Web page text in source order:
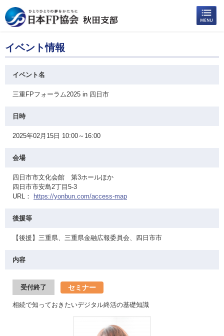
イベント情報
イベント名
三重FPフォーラム2025 in 四日市
日時
2025年02月15日 10:00～16:00
会場
四日市市文化会館 第3ホールほか
四日市市安島2丁目5-3
URL：
https://yonbun.com/access-map
後援等
【後援】三重県、三重県金融広報委員会、四日市市
内容
受付終了 セミナー
相続で知っておきたいデジタル終活の基礎知識